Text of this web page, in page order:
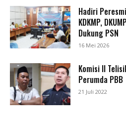
Hadiri
KDKMP,
Dukung PSN
16 Mei 2026
Komisi II
Perumda PBB
21 Juli 2022